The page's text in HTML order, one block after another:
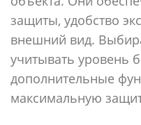
защиты, удобство
внешний вид.
учитывать уровень
дополнительные
максимальную